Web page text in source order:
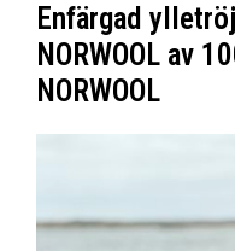
Enfärgad
NORWOOL av
NORWOOL